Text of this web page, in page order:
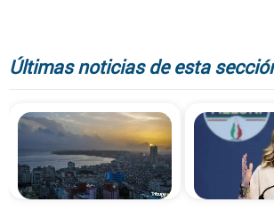
Últimas noticias de esta